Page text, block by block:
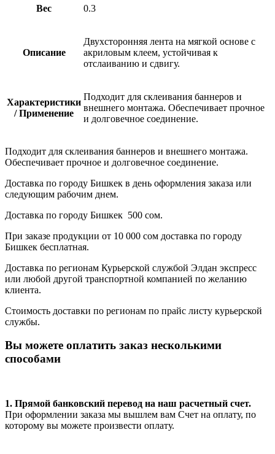
Вес 0.3
Описание
Двухсторонняя лента на мягкой основе с
акриловым клеем, устойчивая к
отслаиванию и сдвигу.
Характеристики
/ Применение
Подходит для склеивания баннеров и
внешнего монтажа. Обеспечивает прочное
и долговечное соединение.
Подходит для склеивания баннеров и внешнего монтажа.
Обеспечивает прочное и долговечное соединение.
Доставка по городу Бишкек в день оформления заказа или
следующим рабочим днем.
Доставка по городу Бишкек 500 сом.
При заказе продукции от 10 000 сом доставка по городу
Бишкек бесплатная.
Доставка по регионам Курьерской службой Элдан экспресс
или любой другой транспортной компанией по желанию
клиента.
Стоимость доставки по регионам по прайс листу курьерской
службы.
Вы можете оплатить заказ несколькими
способами
1. Прямой банковский перевод на наш расчетный счет.
При оформлении заказа мы вышлем вам Счет на оплату, по
которому вы можете произвести оплату.